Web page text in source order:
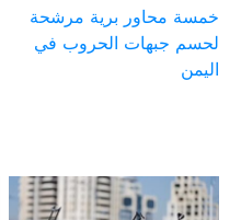
خمسة محاور برية مرشحة
لحسم جبهات الحروب في
اليمن